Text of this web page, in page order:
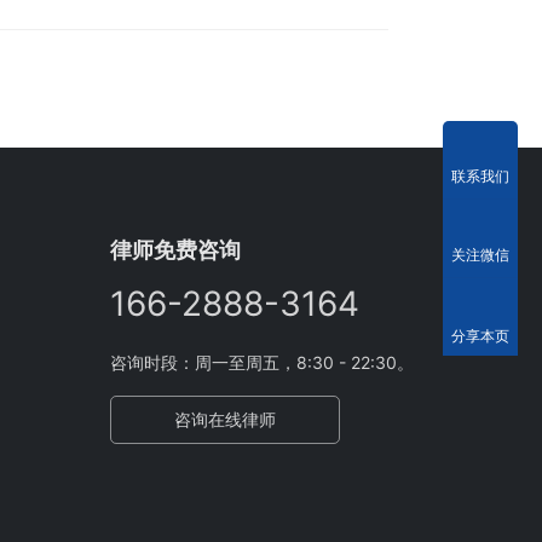
律师免费咨询
166-2888-3164
咨询时段：周一至周五，8:30 - 22:30。
咨询在线律师
联系我们
关注微信
分享本页